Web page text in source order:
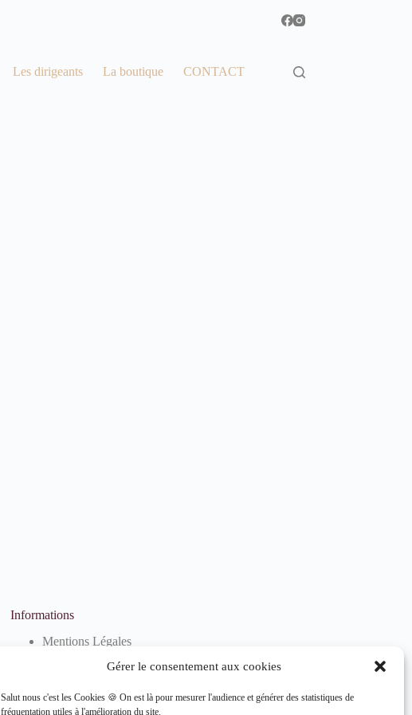
Gérer le consentement aux cookies
Salut nous c'est les Cookies 🍪 On est là pour mesurer l'audience et générer des statistiques de
fréquentation utiles à l'amélioration du site.
Les dirigeants La boutique CONTACT
Informations
Mentions Légales
Politique de cookies (UE)